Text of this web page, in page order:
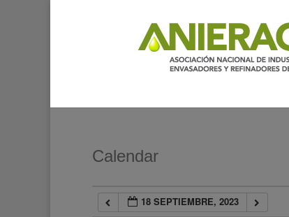
Calendar
18 SEPTIEMBRE, 2023
7:00 am